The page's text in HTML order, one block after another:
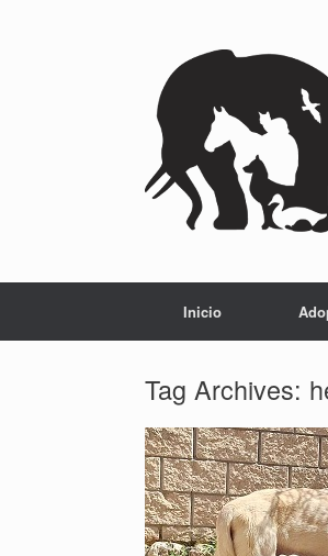
Inicio
Tag Archives: